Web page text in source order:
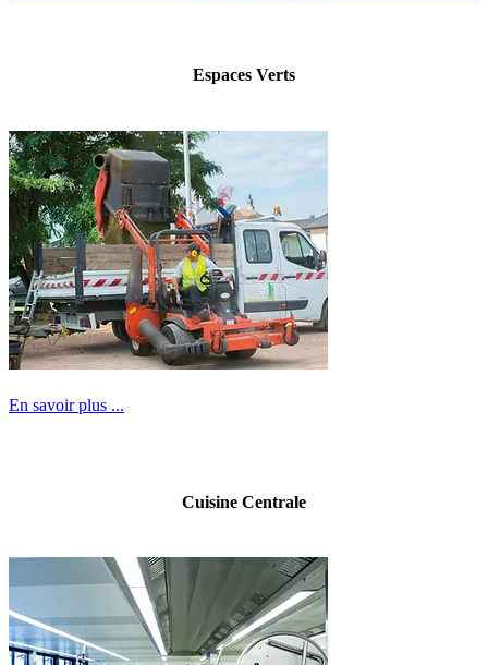
Espaces Verts
En savoir plus ...
Cuisine Centrale